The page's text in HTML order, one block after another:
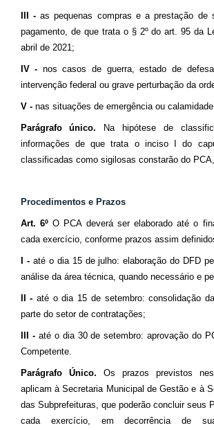
III -as pequenas compras e a prestação de
pagamento, de que trata o § 2º do art. 95 da
abril de 2021;
IV - nos casos de guerra, estado de
intervenção federal ou grave perturbação da
V - nas situações de emergência ou calamidade
Parágrafo único.
Na hipótese de
informações de que trata o inciso I do
classificadas como sigilosas constarão do
Procedimentos e Prazos
Art. 6ºO PCA deverá ser elaborado até o
cada exercício, conforme prazos assim
I - até o dia 15 de julho: elaboração do DFD
análise da área técnica, quando necessário e
II -até o dia 15 de setembro: consolidação
parte do setor de contratações;
III -até o dia 30 de setembro: aprovação do
Competente.
Parágrafo Único. Os prazos previstos
aplicam à Secretaria Municipal de Gestão e à
das Subprefeituras, que poderão concluir seus
cada exercício, em decorrência de